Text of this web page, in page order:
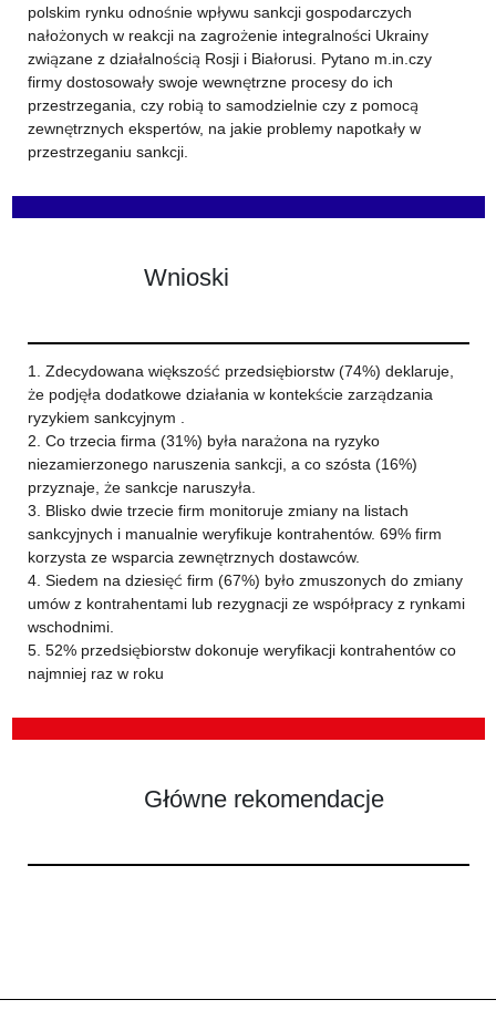
polskim rynku odnośnie wpływu sankcji gospodarczych
nałożonych w reakcji na zagrożenie integralności Ukrainy
związane z działalnością Rosji i Białorusi. Pytano m.in.czy
firmy dostosowały swoje wewnętrzne procesy do ich
przestrzegania, czy robią to samodzielnie czy z pomocą
zewnętrznych ekspertów, na jakie problemy napotkały w
przestrzeganiu sankcji.
Wnioski
1. Zdecydowana większość przedsiębiorstw (74%) deklaruje,
że podjęła dodatkowe działania w kontekście zarządzania
ryzykiem sankcyjnym .
2. Co trzecia firma (31%) była narażona na ryzyko
niezamierzonego naruszenia sankcji, a co szósta (16%)
przyznaje, że sankcje naruszyła.
3. Blisko dwie trzecie firm monitoruje zmiany na listach
sankcyjnych i manualnie weryfikuje kontrahentów. 69% firm
korzysta ze wsparcia zewnętrznych dostawców.
4. Siedem na dziesięć firm (67%) było zmuszonych do zmiany
umów z kontrahentami lub rezygnacji ze współpracy z rynkami
wschodnimi.
5. 52% przedsiębiorstw dokonuje weryfikacji kontrahentów co
najmniej raz w roku
Główne rekomendacje